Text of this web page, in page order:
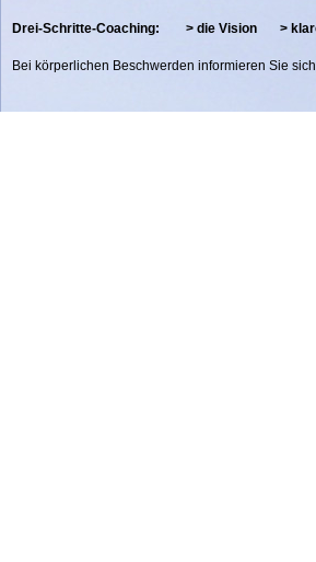
Drei-Schritte-Coaching: > die Vision >
Bei körperlichen Beschwerden informieren Sie